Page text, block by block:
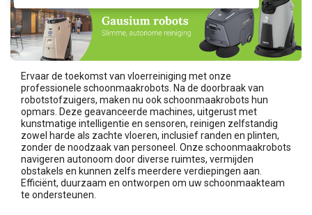
Ervaar de toekomst van vloerreiniging met onze
professionele schoonmaakrobots. Na de doorbraak van
robotstofzuigers, maken nu ook schoonmaakrobots hun
opmars. Deze geavanceerde machines, uitgerust met
kunstmatige intelligentie en sensoren, reinigen zelfstandig
zowel harde als zachte vloeren, inclusief randen en plinten,
zonder de noodzaak van personeel. Onze schoonmaakrobots
navigeren autonoom door diverse ruimtes, vermijden
obstakels en kunnen zelfs meerdere verdiepingen aan.
Efficiënt, duurzaam en ontworpen om uw schoonmaakteam
te ondersteunen.